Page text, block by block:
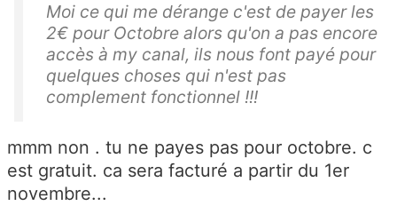
Moi ce qui me dérange c'est de payer les
2€ pour Octobre alors qu'on a pas encore
accès à my canal, ils nous font payé pour
quelques choses qui n'est pas
complement fonctionnel !!!
mmm non . tu ne payes pas pour octobre. c
est gratuit. ca sera facturé a partir du 1er
novembre...